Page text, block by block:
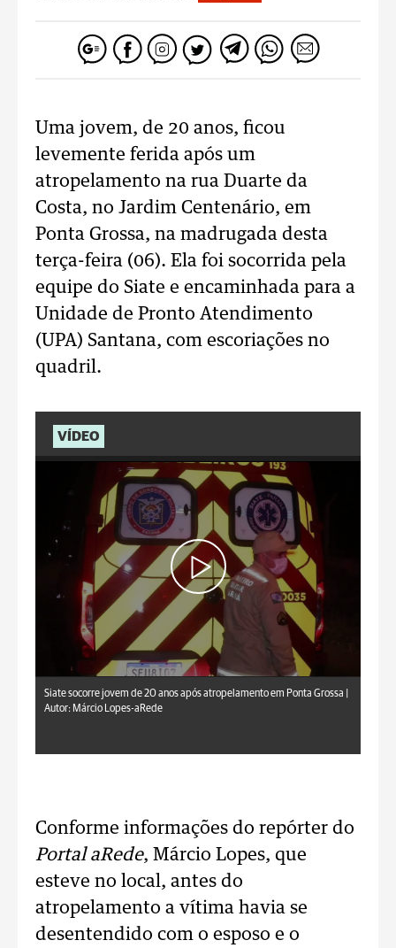
Uma jovem, de 20 anos, ficou
levemente ferida após um
atropelamento na rua Duarte da
Costa, no Jardim Centenário, em
Ponta Grossa, na madrugada desta
terça-feira (06). Ela foi socorrida pela
equipe do Siate e encaminhada para a
Unidade de Pronto Atendimento
(UPA) Santana, com escoriações no
quadril.
VÍDEO
Siate socorre jovem de 20 anos após atropelamento em Ponta Grossa |
Autor: Márcio Lopes-aRede
Conforme informações do repórter do
Portal aRede, Márcio Lopes, que
esteve no local, antes do
atropelamento a vítima havia se
desentendido com o esposo e o